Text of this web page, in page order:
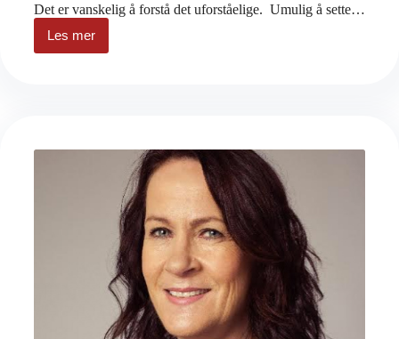
Det er vanskelig å forstå det uforståelige. Umulig å sette…
Les mer
Åtte
år